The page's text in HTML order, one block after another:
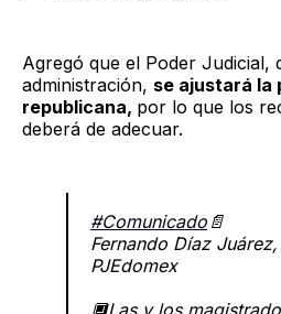
Agregó que el Poder Judicial,
administración, se ajustará la
republicana, por lo que los
deberá de adecuar.
#Comunicado 📄
Fernando Díaz
PJEdomex
🔲Las y los